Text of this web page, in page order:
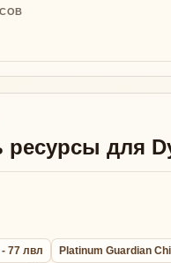
ресурсы для
77 лвл
Platinum Guardian